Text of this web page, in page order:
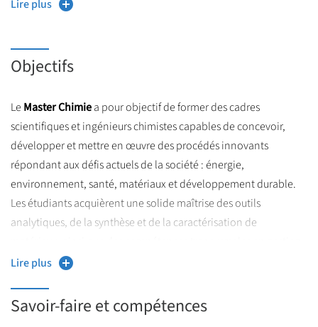
enseignements théoriques, expérimentaux et technologiques à
l’environnement.
Grâce à la diversité de ses parcours et à l’implication de
d’acquérir une vision intégrée de la discipline et de comprendre
les interactions entre recherche, innovation et développement
durable.
La formation accorde une place centrale à la pratique
expérimentale, aux projets interdisciplinaires et aux stages en
milieu académique ou industriel, favorisant ainsi la
professionnalisation et la mobilité internationale.
Lire plus
Objectifs
LeMaster Chimiea pour objectif de former des cadres
scientifiques et ingénieurs chimistes capables de concevoir,
développer et mettre en œuvre des procédés innovants
répondant aux défis actuels de la société : énergie,
environnement, santé, matériaux et développement durable.
Les étudiants acquièrent une solide maîtrise des outils
analytiques, de la synthèse et de la caractérisation de
de projet, communication scientifique et culture industrielle.
recherche académique (poursuite en doctorat) comme à
l’insertion directe en entreprise, en les sensibilisant à la
Lire plus
Savoir-faire et compétences